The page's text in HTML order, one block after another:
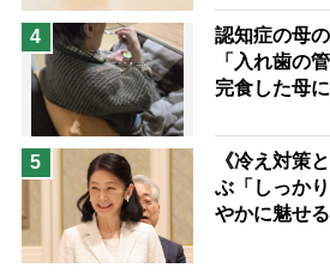
4
認知症の母
「入れ歯の
完食した母
5
《冷え対策
ぶ「しっか
やかに魅せ